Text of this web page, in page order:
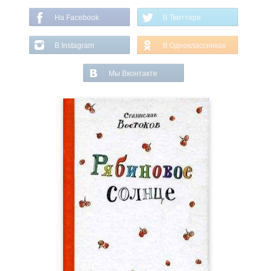
На Facebook В Твиттере
В Instagram В Одноклассниках
Мы Вконтакте